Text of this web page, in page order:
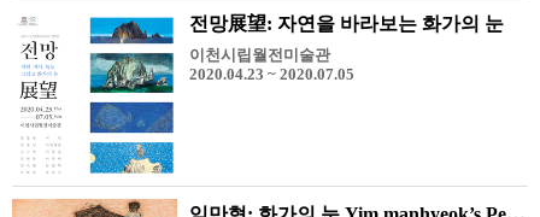
전망展望: 자연을 바라보는 화가의 눈
이천시립월전미술관
2020.04.23 ~ 2020.07.05